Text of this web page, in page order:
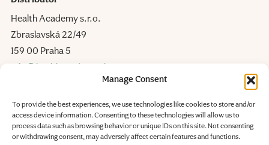
Manage Consent
To provide the best experiences, we use technologies like cookies to store and/or
access device information. Consenting to these technologies will allow us to
process data such as browsing behavior or unique IDs on this site. Not consenting
or withdrawing consent, may adversely affect certain features and functions.
Health Academy s.r.o.
Zbraslavská 22/49
159 00 Praha 5
Výrobca
Delipap Oy